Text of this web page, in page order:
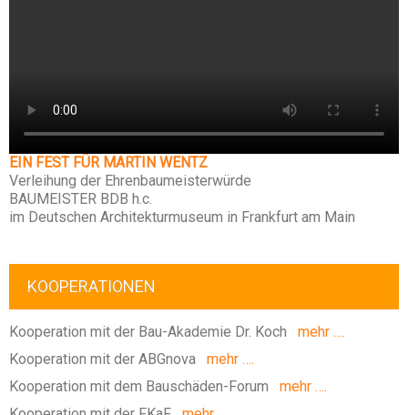
EIN FEST FÜR MARTIN WENTZ
Verleihung der Ehrenbaumeisterwürde
BAUMEISTER BDB h.c.
im Deutschen Architekturmuseum in Frankfurt am Main
KOOPERATIONEN
Kooperation mit der Bau-Akademie Dr. Koch mehr ….
Kooperation mit der ABGnova mehr ….
Kooperation mit dem Bauschäden-Forum mehr ….